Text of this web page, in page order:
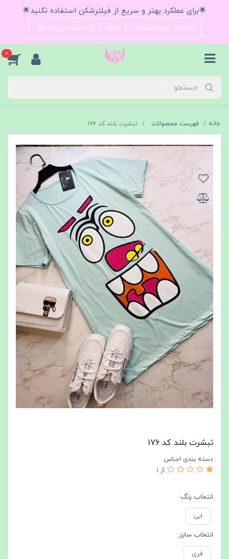
🌟برای عملکرد بهتر و سریع از فیلترشکن استفاده نکنید🌟
حراجیا اینجاست؟ بیا اینجا تا از دستت نرفته😍
0
خانه فهرست محصولات تبشرت بلند کد ۱۷۶
تبشرت بلند کد ۱۷۶
دسته بندی اجناس
از 1
انتخاب رنگ:
ابی
انتخاب سایز:
فری